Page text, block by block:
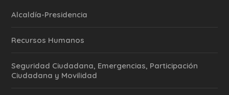
Alcaldía-Presidencia
Recursos Humanos
Seguridad Ciudadana, Emergencias, Participación
Ciudadana y Movilidad